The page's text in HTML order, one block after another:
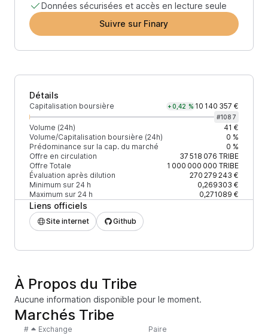
Données sécurisées et accès en lecture seule
Suivre sur Finary
Détails
Capitalisation boursière +0,42 % 10 140 357 €
#1087
Volume (24h)
41 €
Volume/Capitalisation boursière (24h)
0 %
Prédominance sur la cap. du marché
0 %
Offre en circulation
37 518 076 TRIBE
Offre Totale
1 000 000 000 TRIBE
Évaluation après dilution
270 279 243 €
Minimum sur 24 h
0,269303 €
Maximum sur 24 h
0,271089 €
Liens officiels
Site internet Github
À Propos du Tribe
Aucune information disponible pour le moment.
Marchés Tribe
# Exchange Paire